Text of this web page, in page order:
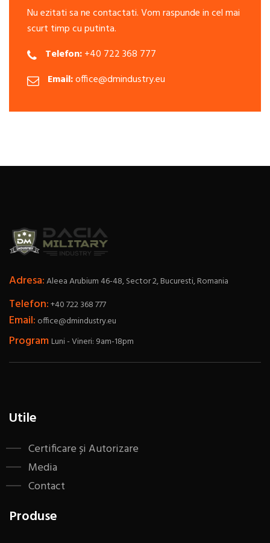
Nu ezitati sa ne contactati. Vom raspunde in cel mai
scurt timp cu putinta.
Telefon:+40 722 368 777
Email:office@dmindustry.eu
Adresa:Aleea Arubium 46-48, Sector 2, Bucuresti, Romania
Telefon:+40 722 368 777
Email: office@dmindustry.eu
ProgramLuni - Vineri: 9am-18pm
Utile
Certificare și Autorizare
Media
Contact
Produse